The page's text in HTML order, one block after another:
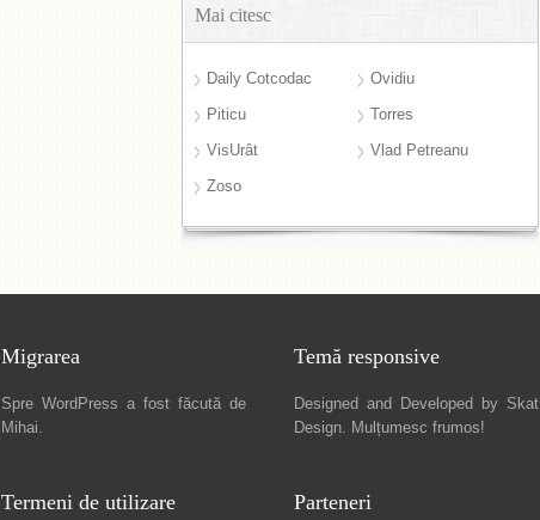
Mai citesc
Daily Cotcodac
Ovidiu
Piticu
Torres
VisUrât
Vlad Petreanu
Zoso
Migrarea
Spre WordPress a fost făcută de
Mihai.
Temă responsive
Designed and Developed by Skat
Design. Mulțumesc frumos!
Termeni de utilizare Parteneri